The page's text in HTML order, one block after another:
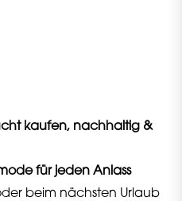
kaufen, nachhaltig &
für jeden Anlass
beim nächsten Urlaub